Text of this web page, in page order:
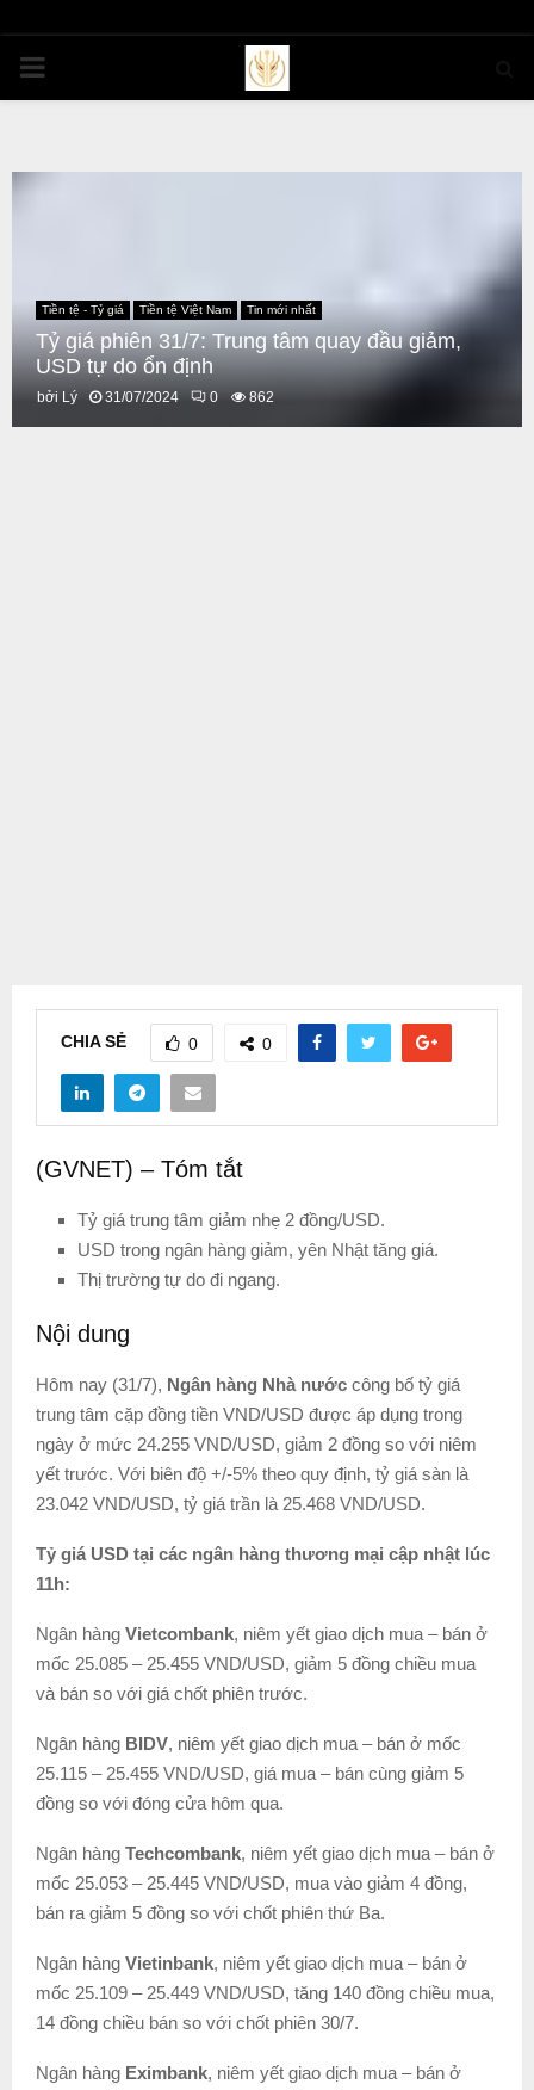
PRIMARY
Tiền tệ - Tỷ giá Tiền tệ Việt Nam Tin mới nhất
Tỷ giá phiên 31/7: Trung tâm quay đầu giảm,
USD tự do ổn định
bởi Lý 31/07/2024 0 862
CHIA SẺ 0 0
(GVNET) – Tóm tắt
Tỷ giá trung tâm giảm nhẹ 2 đồng/USD.
USD trong ngân hàng giảm, yên Nhật tăng giá.
Thị trường tự do đi ngang.
Nội dung
Hôm nay (31/7), Ngân hàng Nhà nước công bố tỷ giá
trung tâm cặp đồng tiền VND/USD được áp dụng trong
ngày ở mức 24.255 VND/USD, giảm 2 đồng so với niêm
yết trước. Với biên độ +/-5% theo quy định, tỷ giá sàn là
23.042 VND/USD, tỷ giá trần là 25.468 VND/USD.
Tỷ giá USD tại các ngân hàng thương mại cập nhật lúc
11h:
Ngân hàng Vietcombank, niêm yết giao dịch mua – bán ở
mốc 25.085 – 25.455 VND/USD, giảm 5 đồng chiều mua
và bán so với giá chốt phiên trước.
Ngân hàng BIDV, niêm yết giao dịch mua – bán ở mốc
25.115 – 25.455 VND/USD, giá mua – bán cùng giảm 5
đồng so với đóng cửa hôm qua.
Ngân hàng Techcombank, niêm yết giao dịch mua – bán ở
mốc 25.053 – 25.445 VND/USD, mua vào giảm 4 đồng,
bán ra giảm 5 đồng so với chốt phiên thứ Ba.
Ngân hàng Vietinbank, niêm yết giao dịch mua – bán ở
mốc 25.109 – 25.449 VND/USD, tăng 140 đồng chiều mua,
14 đồng chiều bán so với chốt phiên 30/7.
Ngân hàng Eximbank, niêm yết giao dịch mua – bán ở